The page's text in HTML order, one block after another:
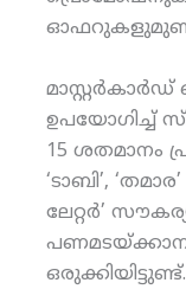
ഉപയോഗിച്ച്
15 ശതമാനം
‘ടാബി’,
ലേറ്റര്‍’
ഒരുക്കിയിട്ടുണ്ട്.